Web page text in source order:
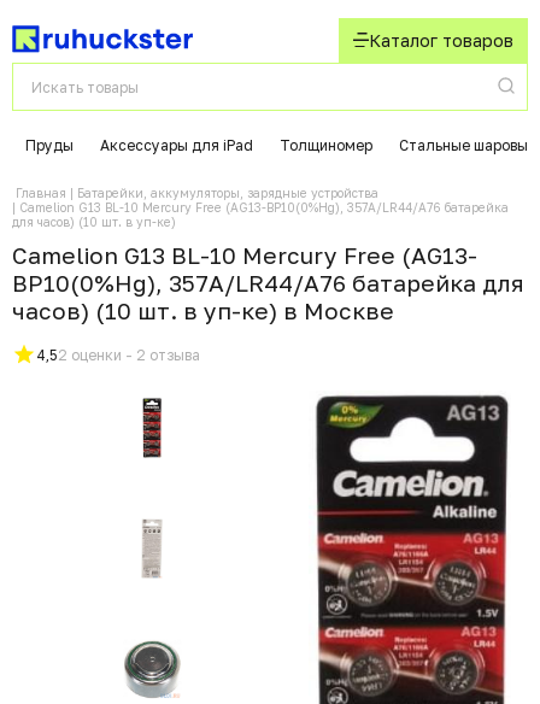
Каталог товаров
Пруды Аксессуары для iPad Толщиномер Стальные шаровые
Главная
Батарейки, аккумуляторы, зарядные устройства
Camelion G13 BL-10 Mercury Free (AG13-BP10(0%Hg), 357A/LR44/A76 батарейка
для часов) (10 шт. в уп-ке)
Camelion G13 BL-10 Mercury Free (AG13-
BP10(0%Hg), 357A/LR44/A76 батарейка для
часов) (10 шт. в уп-ке) в Москвe
4,52 оценки - 2 отзыва